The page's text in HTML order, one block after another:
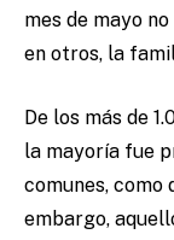
mes de mayo
en otros, la
De los más de
la mayoría fue
comunes, como
embargo,